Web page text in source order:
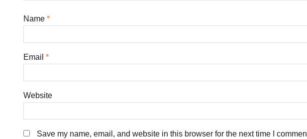
Name *
Email *
Website
Save my name, email, and website in this browser for the next time I